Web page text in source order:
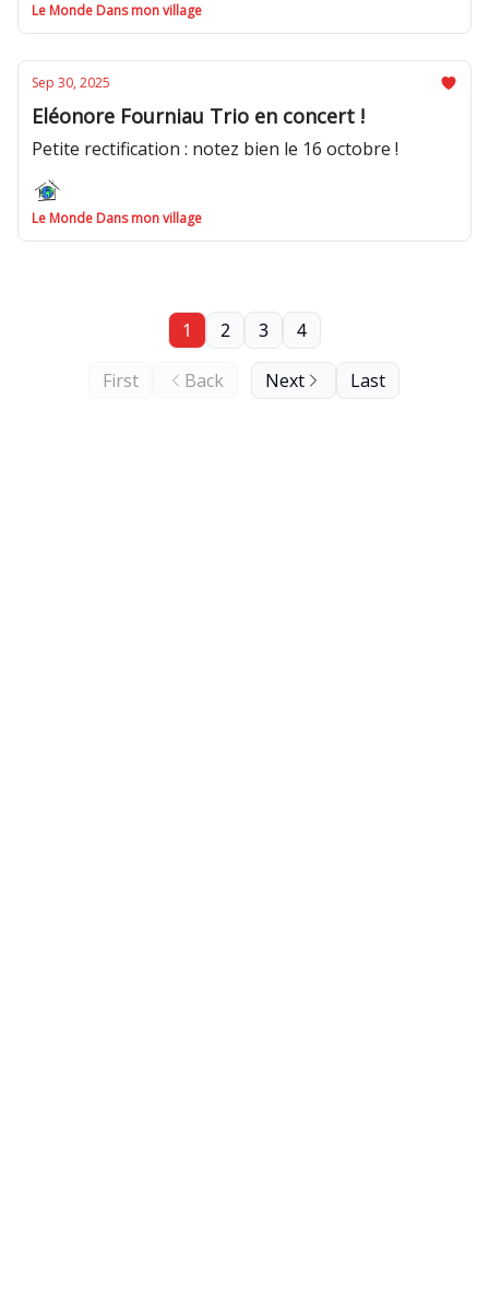
Le Monde Dans mon village
Sep 30, 2025
Eléonore Fourniau Trio en concert !
Petite rectification : notez bien le 16 octobre !
Le Monde Dans mon village
First Back
1 2 3 4
Next Last